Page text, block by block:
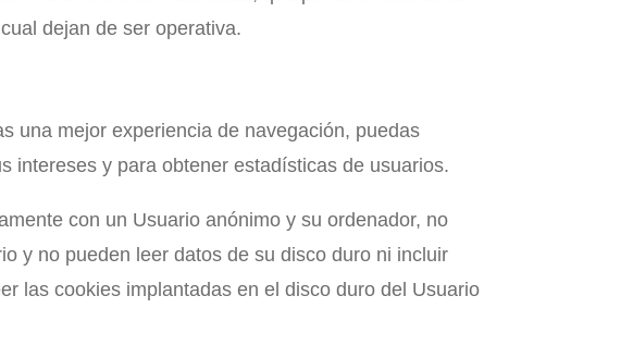
dejan de ser operativa.
una mejor experiencia de navegación, puedas
intereses y para obtener estadísticas de usuarios.
con un Usuario anónimo y su ordenador, no
y no pueden leer datos de su disco duro ni incluir
las cookies implantadas en el disco duro del Usuario